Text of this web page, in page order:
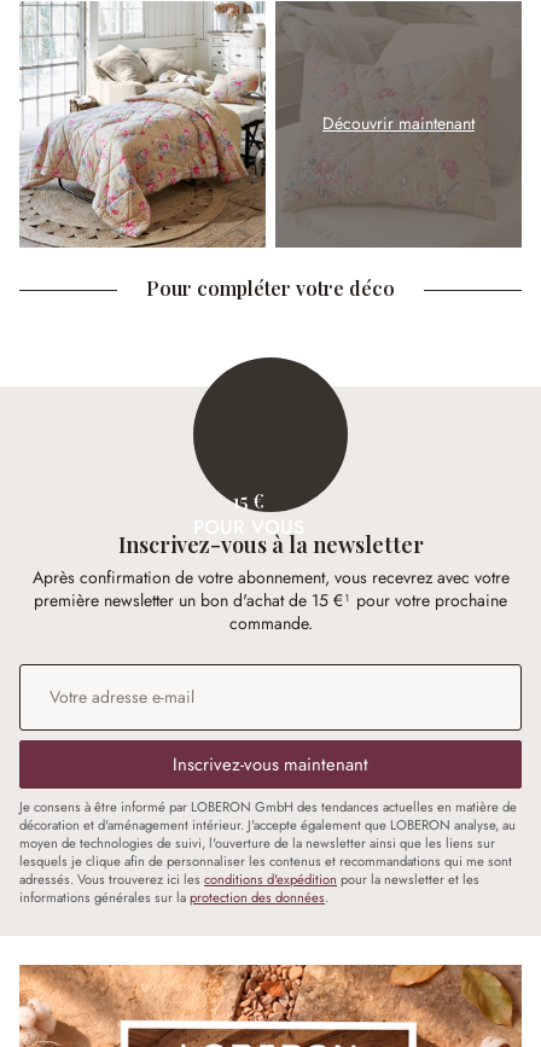
Découvrir maintenant
Pour compléter votre déco
15 €
POUR VOUS
Inscrivez-vous à la newsletter
Après confirmation de votre abonnement, vous recevrez avec votre
première newsletter un bon d'achat de 15 €¹ pour votre prochaine
commande.
Adresse e-mail*
Inscrivez-vous maintenant
Je consens à être informé par LOBERON GmbH des tendances actuelles en matière de
décoration et d'aménagement intérieur. J'accepte également que LOBERON analyse, au
moyen de technologies de suivi, l'ouverture de la newsletter ainsi que les liens sur
lesquels je clique afin de personnaliser les contenus et recommandations qui me sont
adressés. Vous trouverez ici les conditions d'expédition pour la newsletter et les
informations générales sur laprotection des données.